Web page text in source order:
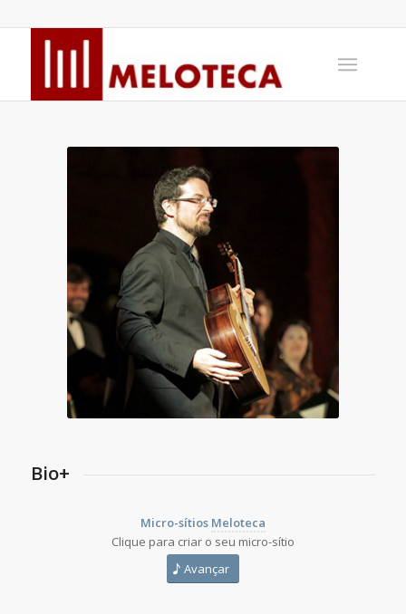
Bio+
Micro-sítios Meloteca
Clique para criar o seu micro-sítio
Avançar